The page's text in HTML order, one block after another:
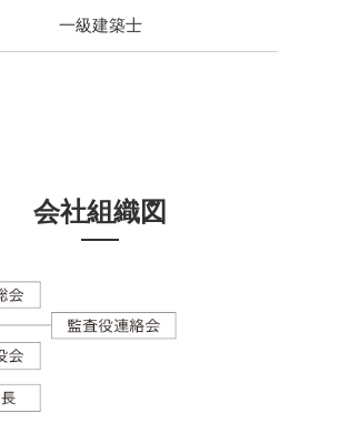
一級建築士
会社組織図